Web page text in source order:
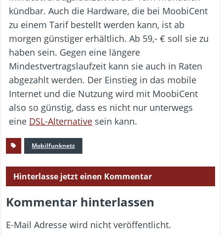
kündbar. Auch die Hardware, die bei MoobiCent
zu einem Tarif bestellt werden kann, ist ab
morgen günstiger erhältlich. Ab 59,- € soll sie zu
haben sein. Gegen eine längere
Mindestvertragslaufzeit kann sie auch in Raten
abgezahlt werden. Der Einstieg in das mobile
Internet und die Nutzung wird mit MoobiCent
also so günstig, dass es nicht nur unterwegs
eine DSL-Alternative sein kann.
Mobilfunknetz
Hinterlasse jetzt einen Kommentar
Kommentar hinterlassen
E-Mail Adresse wird nicht veröffentlicht.